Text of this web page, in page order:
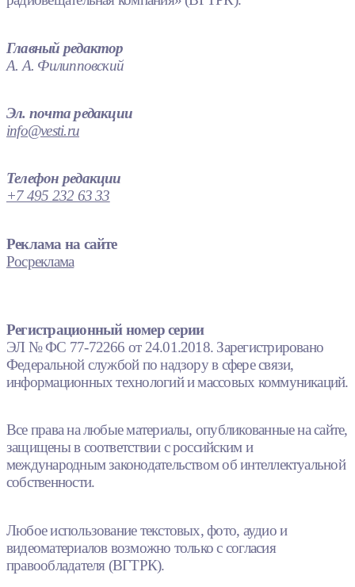
Главный редактор
А. А. Филипповский
Эл. почта редакции
info@vesti.ru
Телефон редакции
+7 495 232 63 33
Реклама на сайте
Росреклама
Регистрационный номер серии
ЭЛ № ФС 77-72266 от 24.01.2018. Зарегистрировано
Федеральной службой по надзору в сфере связи,
информационных технологий и массовых коммуникаций.
Все права на любые материалы, опубликованные на сайте,
защищены в соответствии с российским и
международным законодательством об интеллектуальной
собственности.
Любое использование текстовых, фото, аудио и
видеоматериалов возможно только с согласия
правообладателя (ВГТРК).